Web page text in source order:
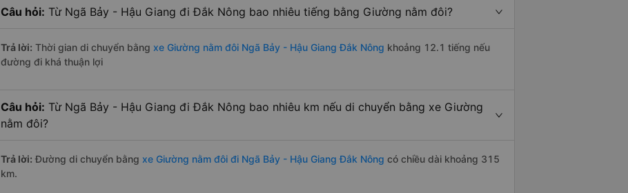
Câu hỏi: Từ Ngã Bảy - Hậu Giang đi Đắk Nông bao nhiêu tiếng bằng Giường nằm đôi?
Trả lời: Thời gian di chuyển bằng xe Giường nằm đôi Ngã Bảy - Hậu Giang Đắk Nông khoảng 12.1 tiếng nếu
đường đi khá thuận lợi
Câu hỏi: Từ Ngã Bảy - Hậu Giang đi Đắk Nông bao nhiêu km nếu di chuyển bằng xe Giường
nằm đôi?
Trả lời: Đường di chuyển bằng xe Giường nằm đôi đi Ngã Bảy - Hậu Giang Đắk Nông có chiều dài khoảng 315
km.